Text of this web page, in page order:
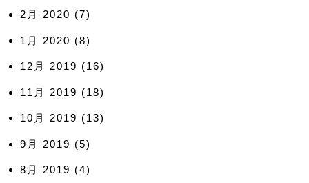
2月 2020 (7)
1月 2020 (8)
12月 2019 (16)
11月 2019 (18)
10月 2019 (13)
9月 2019 (5)
8月 2019 (4)